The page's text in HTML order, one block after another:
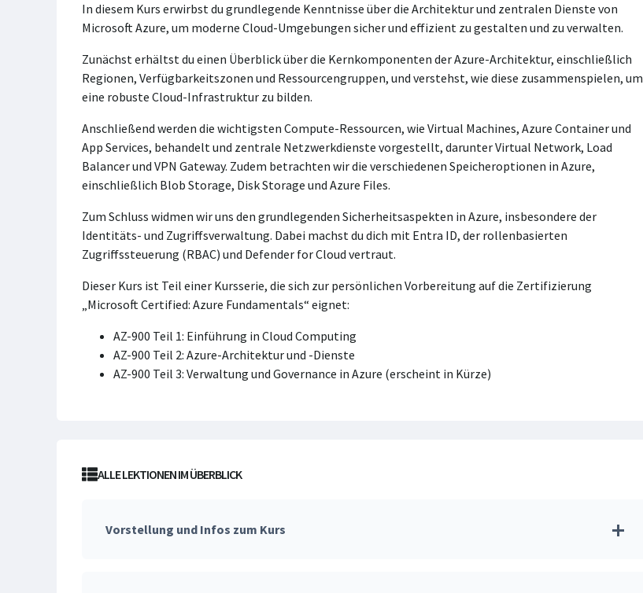
In diesem Kurs erwirbst du grundlegende Kenntnisse über die Architektur und zentralen Dienste von
Microsoft Azure, um moderne Cloud-Umgebungen sicher und effizient zu gestalten und zu verwalten.
Zunächst erhältst du einen Überblick über die Kernkomponenten der Azure-Architektur, einschließlich
Regionen, Verfügbarkeitszonen und Ressourcengruppen, und verstehst, wie diese zusammenspielen, um
eine robuste Cloud-Infrastruktur zu bilden.
Anschließend werden die wichtigsten Compute-Ressourcen, wie Virtual Machines, Azure Container und
App Services, behandelt und zentrale Netzwerkdienste vorgestellt, darunter Virtual Network, Load
Balancer und VPN Gateway. Zudem betrachten wir die verschiedenen Speicheroptionen in Azure,
einschließlich Blob Storage, Disk Storage und Azure Files.
Zum Schluss widmen wir uns den grundlegenden Sicherheitsaspekten in Azure, insbesondere der
Identitäts- und Zugriffsverwaltung. Dabei machst du dich mit Entra ID, der rollenbasierten
Zugriffssteuerung (RBAC) und Defender for Cloud vertraut.
Dieser Kurs ist Teil einer Kursserie, die sich zur persönlichen Vorbereitung auf die Zertifizierung
„Microsoft Certified: Azure Fundamentals“ eignet:
AZ-900 Teil 1: Einführung in Cloud Computing
AZ-900 Teil 2: Azure-Architektur und -Dienste
AZ-900 Teil 3: Verwaltung und Governance in Azure (erscheint in Kürze)
ALLE LEKTIONEN IM ÜBERBLICK
Vorstellung und Infos zum Kurs